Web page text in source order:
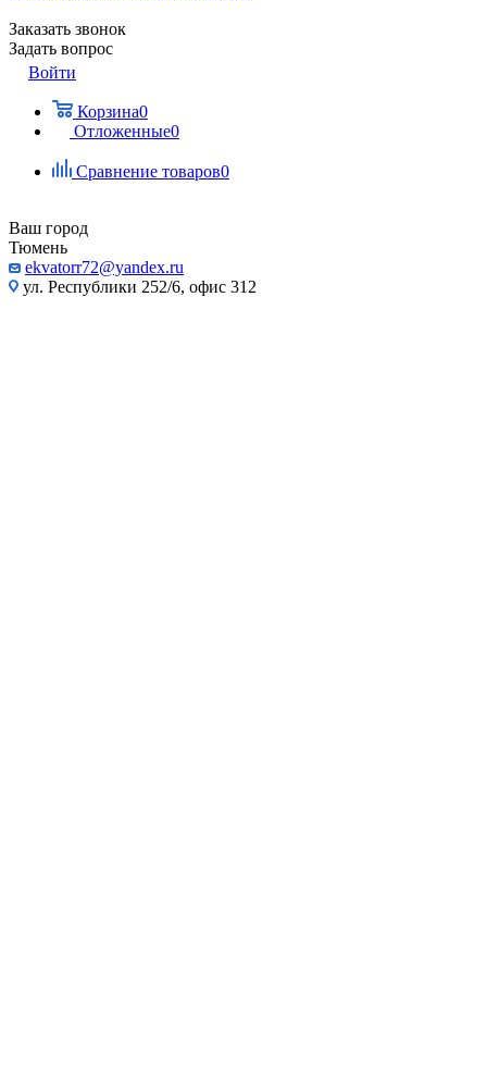
Заказать звонок
Задать вопрос
Войти
Корзина0
Отложенные0
Сравнение товаров0
Ваш город
Тюмень
ekvatorr72@yandex.ru
ул. Республики 252/6, офис 312